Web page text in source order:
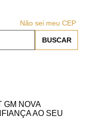
Não sei meu CEP
GM NOVA
AO SEU